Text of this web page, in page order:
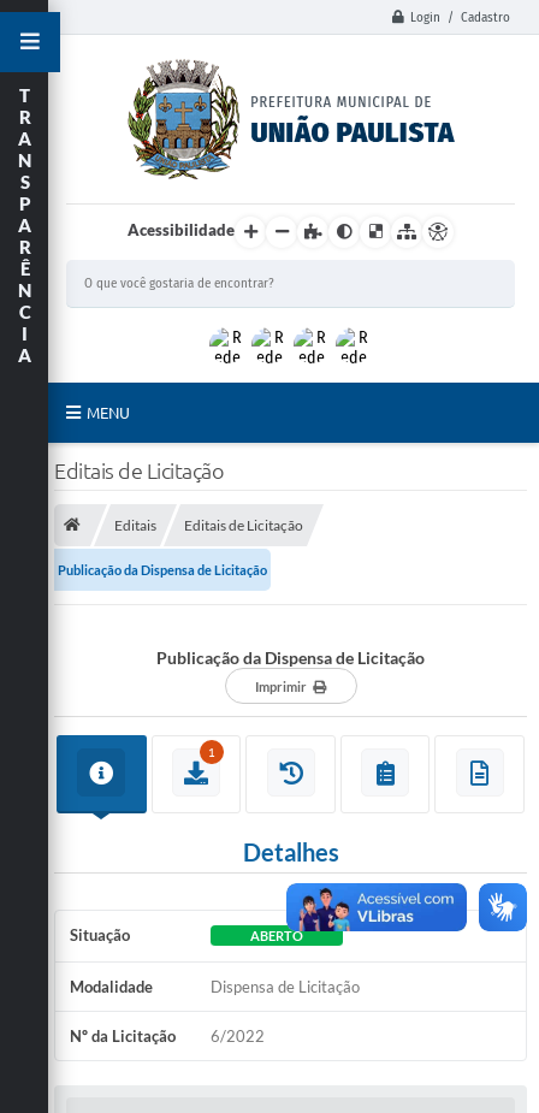
Login / Cadastro
Acessibilidade
MENU
Principal
Administração
Galeria de Fotos
Audiências Públicas
Ouvidoria
Contratos
T
R
A
N
S
P
A
R
Ê
N
C
I
A
Editais de Licitação
Editais Editais de Licitação
Publicação da Dispensa de Licitação
Publicação da Dispensa de Licitação
Imprimir
1
Detalhes
Situação ABERTO
Modalidade Dispensa de Licitação
Nº da Licitação 6/2022